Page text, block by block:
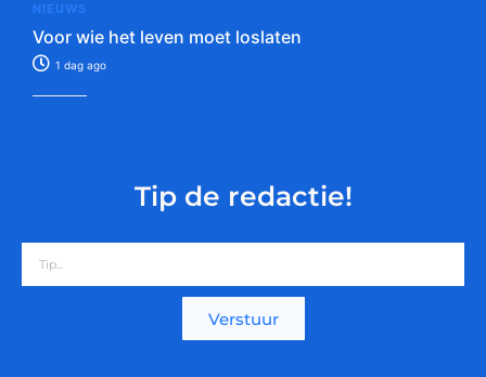
NIEUWS
Voor wie het leven moet loslaten
1 dag ago
Tip de redactie!
Verstuur